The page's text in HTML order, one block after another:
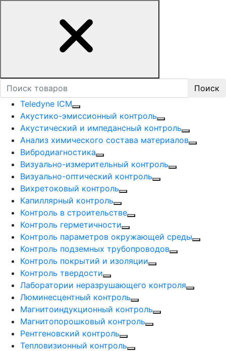
Поиск
Teledyne ICM
Акустико-эмисcионный контроль
Акустический и импедансный контроль
Анализ химического состава материалов
Вибродиагностика
Визуально-измерительный контроль
Визуально-оптический контроль
Вихретоковый контроль
Капиллярный контроль
Контроль в строительстве
Контроль герметичности
Контроль параметров окружающей среды
Контроль подземных трубопроводов
Контроль покрытий и изоляции
Контроль твердости
Лаборатории неразрушающего контроля
Люминесцентный контроль
Магнитоиндукционный контроль
Магнитопорошковый контроль
Рентгеновский контроль
Тепловизионный контроль